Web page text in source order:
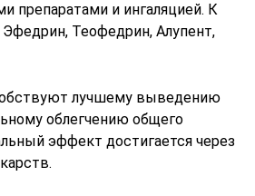
препаратами и ингаляцией. К
Теофедрин, Алупент,
лучшему выведению
облегчению общего
эффект достигается через